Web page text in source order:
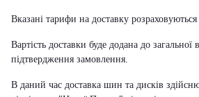
Вказані тарифи на доставку
Вартість доставки буде додана до загальної
підтвердження замовлення.
В даний час доставка шин та дисків